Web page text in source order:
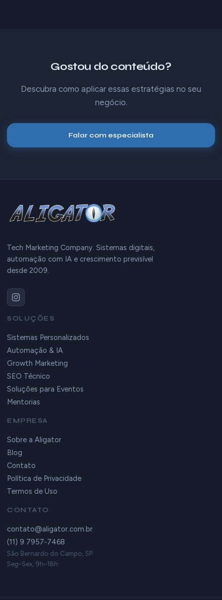
Gostou do conteúdo?
Descubra como aplicar essas estratégias no seu
negócio.
Falar com especialista
Tech Marketing Company. Sistemas digitais,
automação com IA e crescimento previsível
desde 2009.
SOLUÇÕES
Sistemas Personalizados
Automação & IA
Growth Marketing
SEO Técnico
Soluções para Eventos
Mentorias
EMPRESA
Sobre a Aligator
Blog
Contato
Política de Privacidade
Termos de Uso
CONTATO
contato@aligator.com.br
(11) 9 7957-7468
São Bernardo do Campo, SP
Seg–Sex, 9h–18h